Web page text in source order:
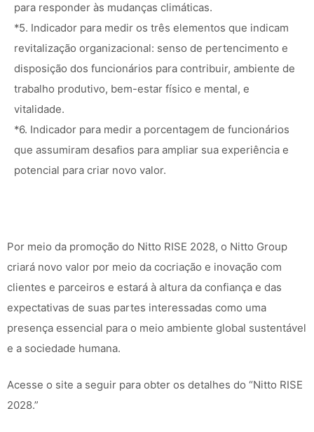
para responder às mudanças climáticas.
*5. Indicador para medir os três elementos que indicam
revitalização organizacional: senso de pertencimento e
disposição dos funcionários para contribuir, ambiente de
trabalho produtivo, bem-estar físico e mental, e
vitalidade.
*6. Indicador para medir a porcentagem de funcionários
que assumiram desafios para ampliar sua experiência e
potencial para criar novo valor.
Por meio da promoção do Nitto RISE 2028, o Nitto Group
criará novo valor por meio da cocriação e inovação com
clientes e parceiros e estará à altura da confiança e das
expectativas de suas partes interessadas como uma
presença essencial para o meio ambiente global sustentável
e a sociedade humana.
Acesse o site a seguir para obter os detalhes do “Nitto RISE
2028.”